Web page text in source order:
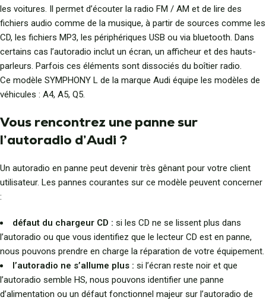
les voitures. Il permet d’écouter la radio FM / AM et de lire des
fichiers audio comme de la musique, à partir de sources comme les
CD, les fichiers MP3, les périphériques USB ou via bluetooth. Dans
certains cas l’autoradio inclut un écran, un afficheur et des hauts-
parleurs. Parfois ces éléments sont dissociés du boîtier radio.
Ce modèle SYMPHONY L de la marque Audi équipe les modèles de
véhicules : A4, A5, Q5.
Vous rencontrez une panne sur
l’autoradio d’Audi ?
Un autoradio en panne peut devenir très gênant pour votre client
utilisateur. Les pannes courantes sur ce modèle peuvent concerner
:
défaut du chargeur CD : si les CD ne se lissent plus dans
l’autoradio ou que vous identifiez que le lecteur CD est en panne,
nous pouvons prendre en charge la réparation de votre équipement.
l’autoradio ne s’allume plus : si l’écran reste noir et que
l’autoradio semble HS, nous pouvons identifier une panne
d’alimentation ou un défaut fonctionnel majeur sur l’autoradio de